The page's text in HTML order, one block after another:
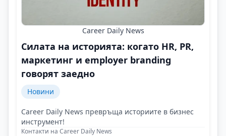
Career Daily News
Силата на историята: когато HR, PR,
маркетинг и employer branding
говорят заедно
Новини
Career Daily News превръща историите в бизнес
инструмент!
Контакти на Career Daily News